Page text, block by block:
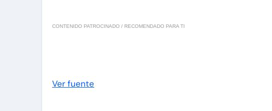
CONTENIDO PATROCINADO / RECOMENDADO PARA TI
Ver fuente